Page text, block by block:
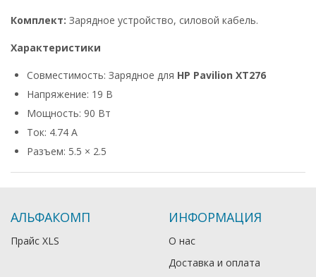
Комплект: Зарядное устройство, силовой кабель.
Характеристики
Совместимость: Зарядное для HP Pavilion XT276
Напряжение: 19 В
Мощность: 90 Вт
Ток: 4.74 А
Разъем: 5.5 × 2.5
АЛЬФАКОМП
Прайс XLS
ИНФОРМАЦИЯ
О нас
Доставка и оплата